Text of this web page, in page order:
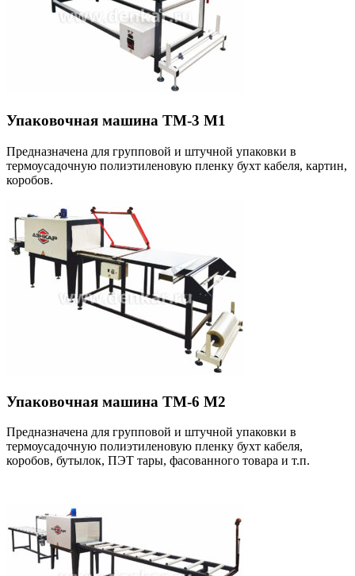
Упаковочная машина ТМ-3 М1
Предназначена для групповой и штучной упаковки в
термоусадочную полиэтиленовую пленку бухт кабеля, картин,
коробов.
Упаковочная машина ТМ-6 М2
Предназначена для групповой и штучной упаковки в
термоусадочную полиэтиленовую пленку бухт кабеля,
коробов, бутылок, ПЭТ тары, фасованного товара и т.п.